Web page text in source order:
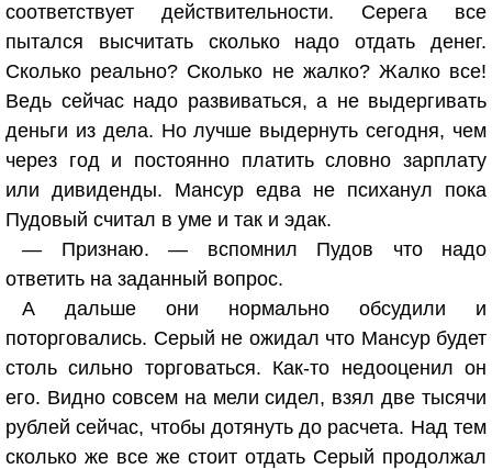
соответствует действительности. Серега все
пытался высчитать сколько надо отдать денег.
Сколько реально? Сколько не жалко? Жалко все!
Ведь сейчас надо развиваться, а не выдергивать
деньги из дела. Но лучше выдернуть сегодня, чем
через год и постоянно платить словно зарплату
или дивиденды. Мансур едва не психанул пока
Пудовый считал в уме и так и эдак.
— Признаю. — вспомнил Пудов что надо
ответить на заданный вопрос.
А дальше они нормально обсудили и
поторговались. Серый не ожидал что Мансур будет
столь сильно торговаться. Как-то недооценил он
его. Видно совсем на мели сидел, взял две тысячи
рублей сейчас, чтобы дотянуть до расчета. Над тем
сколько же все же стоит отдать Серый продолжал